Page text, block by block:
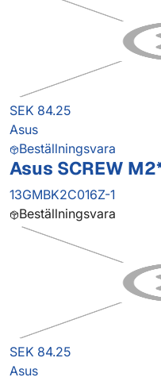
SEK 84.25
Asus
Beställningsvara
Asus SCREW
13GMBK2C016Z-1
Beställningsvara
SEK 84.25
Asus